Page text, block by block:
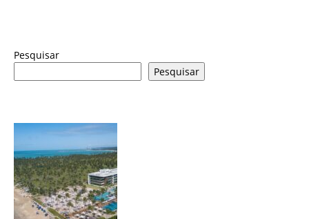
Pesquisar
Pesquisar